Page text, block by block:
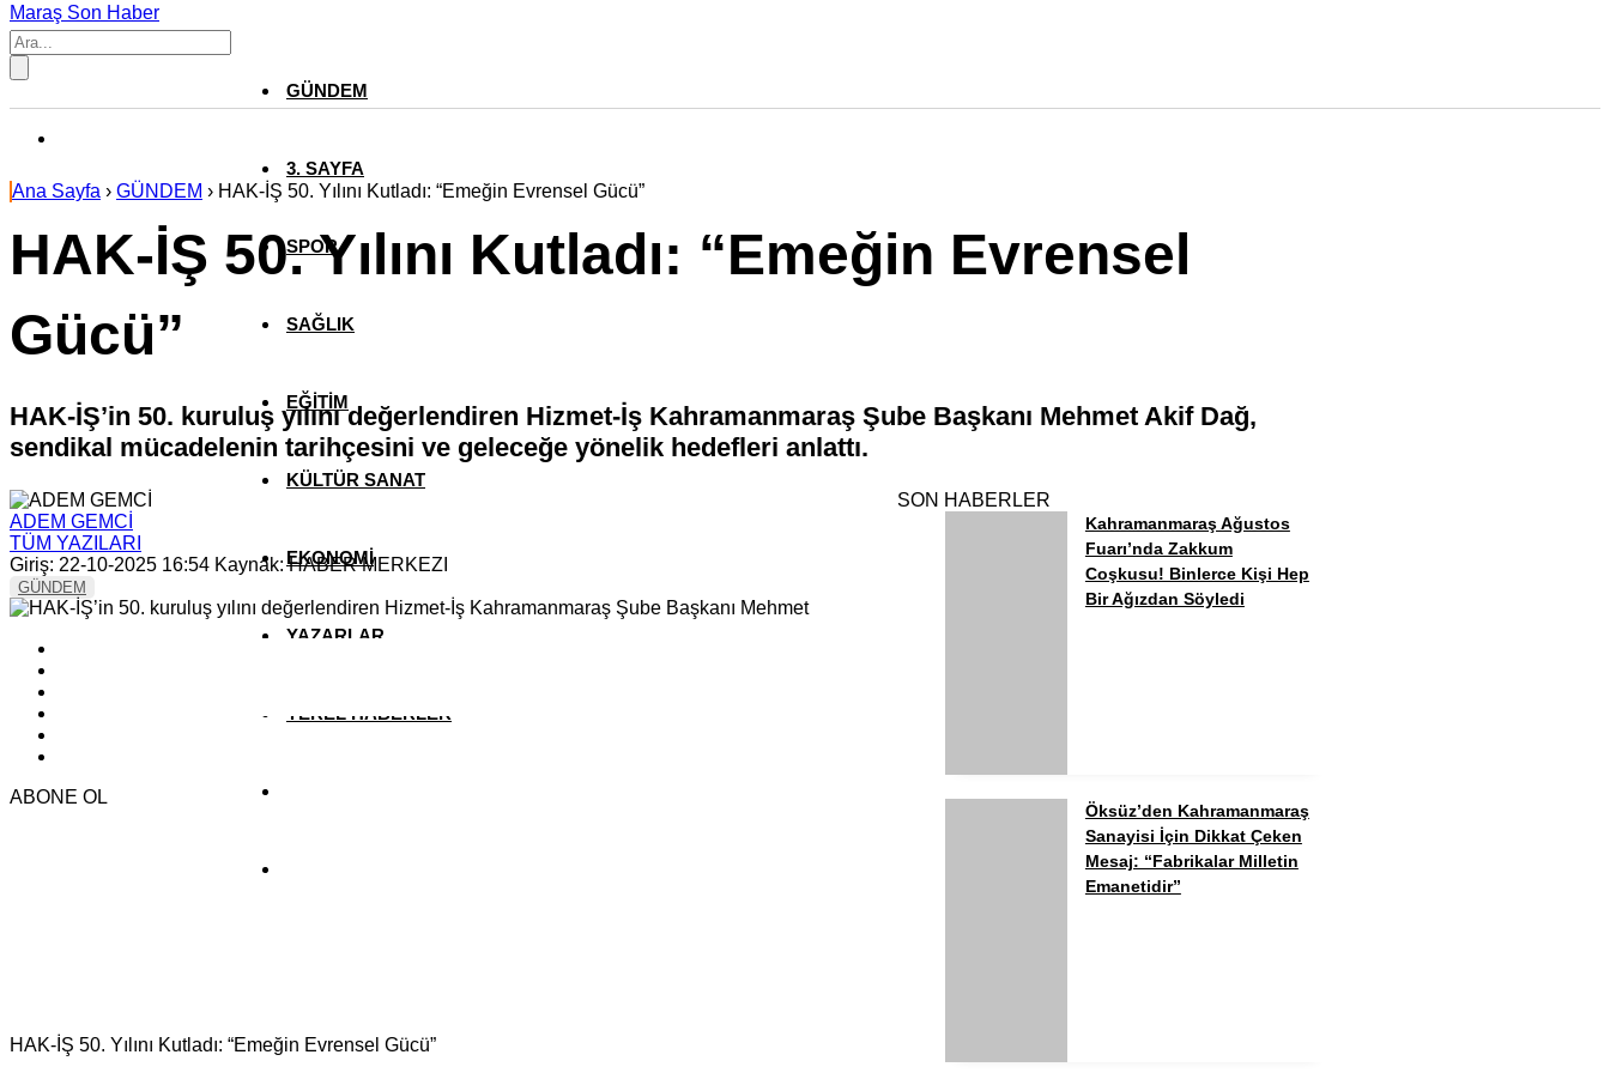
Maraş Son Haber
GÜNDEM
3. SAYFA
SPOR
SAĞLIK
EĞİTİM
KÜLTÜR SANAT
EKONOMİ
YAZARLAR
YEREL HABERLER
Ana Sayfa › GÜNDEM › HAK-İŞ 50. Yılını Kutladı: “Emeğin Evrensel Gücü”
HAK-İŞ 50. Yılını Kutladı: “Emeğin Evrensel
Gücü”
HAK-İŞ’in 50. kuruluş yılını değerlendiren Hizmet-İş Kahramanmaraş Şube Başkanı Mehmet Akif Dağ,
sendikal mücadelenin tarihçesini ve geleceğe yönelik hedefleri anlattı.
ADEM GEMCİ
TÜM YAZILARI
Giriş: 22-10-2025 16:54 Kaynak: HABER MERKEZI
GÜNDEM
ABONE OL
HAK-İŞ 50. Yılını Kutladı: “Emeğin Evrensel Gücü”
SON HABERLER
Kahramanmaraş Ağustos
Fuarı’nda Zakkum
Coşkusu! Binlerce Kişi Hep
Bir Ağızdan Söyledi
Öksüz’den Kahramanmaraş
Sanayisi İçin Dikkat Çeken
Mesaj: “Fabrikalar Milletin
Emanetidir”